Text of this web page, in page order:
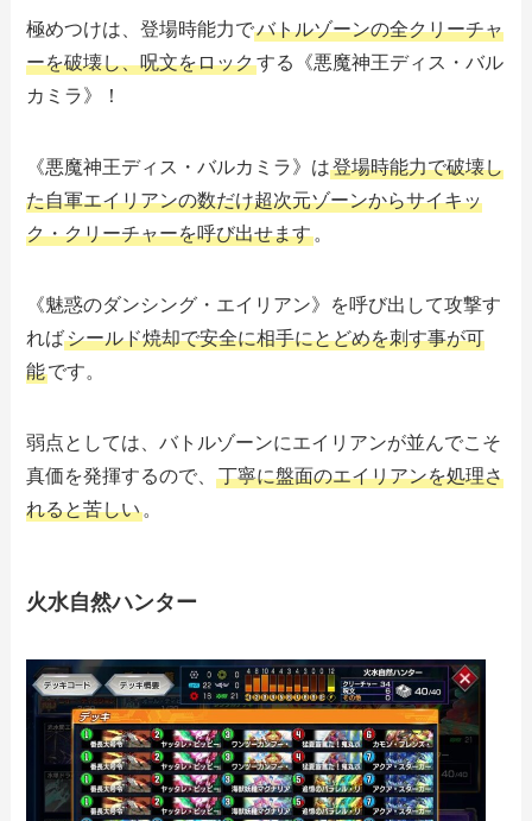
極めつけは、登場時能力でバトルゾーンの全クリーチャ
ーを破壊し、呪文をロックする《悪魔神王ディス・バル
カミラ》！
《悪魔神王ディス・バルカミラ》は登場時能力で破壊し
た自軍エイリアンの数だけ超次元ゾーンからサイキッ
ク・クリーチャーを呼び出せます 。
《魅惑のダンシング・エイリアン》を呼び出して攻撃す
ればシールド焼却で安全に相手にとどめを刺す事が可
能です。
弱点としては、バトルゾーンにエイリアンが並んでこそ
真価を発揮するので、丁寧に盤面のエイリアンを処理さ
れると苦しい 。
火水自然ハンター